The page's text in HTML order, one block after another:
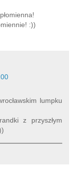
:))
lumpku
z przyszłym